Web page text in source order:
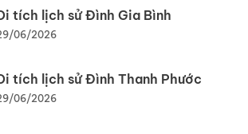
tích lịch sử Đình Gia Bình
06/2026
tích lịch sử Đình Thanh Phước
06/2026